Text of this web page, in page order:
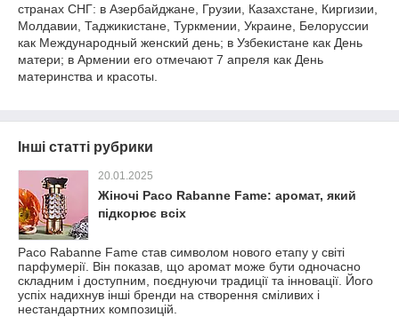
странах СНГ: в Азербайджане, Грузии, Казахстане, Киргизии,
Молдавии, Таджикистане, Туркмении, Украине, Белоруссии
как Международный женский день; в Узбекистане как День
матери; в Армении его отмечают 7 апреля как День
материнства и красоты.
Інші статті рубрики
20.01.2025
Жіночі Paco Rabanne Fame: аромат, який
пiдкорює всіх
Paco Rabanne Fame став символом нового етапу у свiтi
парфумерiї. Вiн показав, що аромат може бути одночасно
складним i доступним, поєднуючи традицiї та iнновацiї. Його
успiх надихнув iншi бренди на створення смiливих i
нестандартних композицiй.